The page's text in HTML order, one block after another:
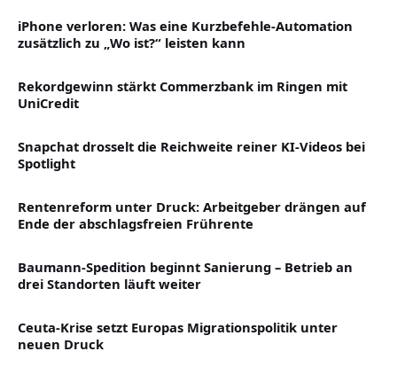
iPhone verloren: Was eine Kurzbefehle-Automation
zusätzlich zu „Wo ist?“ leisten kann
Rekordgewinn stärkt Commerzbank im Ringen mit
UniCredit
Snapchat drosselt die Reichweite reiner KI-Videos bei
Spotlight
Rentenreform unter Druck: Arbeitgeber drängen auf
Ende der abschlagsfreien Frührente
Baumann-Spedition beginnt Sanierung – Betrieb an
drei Standorten läuft weiter
Ceuta-Krise setzt Europas Migrationspolitik unter
neuen Druck